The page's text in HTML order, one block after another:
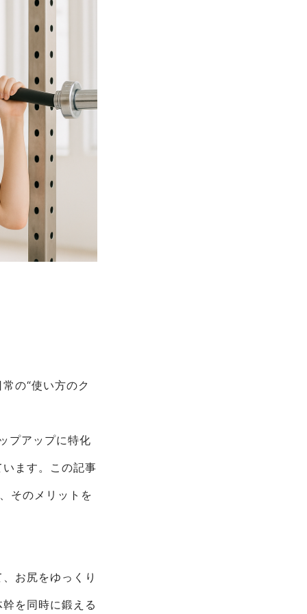
の“使い方のク
プアップに特化
ます。この記事
そのメリットを
お尻をゆっくり
を同時に鍛える